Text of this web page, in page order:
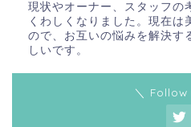
現状やオーナー、スタッフの
くわしくなりました。現在は
ので、お互いの悩みを解決す
しいです。
＼ Follow